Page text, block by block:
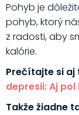
Pohyb je
pohyb, ktorý
z radosti, aby
kalórie.
Prečítajte si aj
depresii: Aj
Takže žiadne